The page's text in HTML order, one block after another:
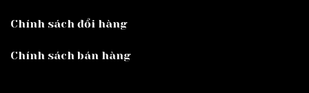
Chính sách đổi hàng
Chính sách bán hàng